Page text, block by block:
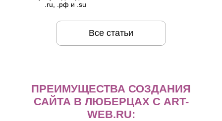
.ru, .рф и .su
Все статьи
ПРЕИМУЩЕСТВА СОЗДАНИЯ
САЙТА В ЛЮБЕРЦАХ С ART-
WEB.RU: